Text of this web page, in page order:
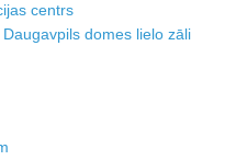
centrs
domes lielo zāli